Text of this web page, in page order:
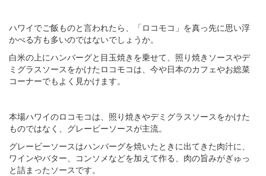
ハワイでご飯ものと言われたら、「ロコモコ」を真っ先に思い浮
かべる方も多いのではないでしょうか。
白米の上にハンバーグと目玉焼きを乗せて、照り焼きソースやデ
ミグラスソースをかけたロコモコは、今や日本のカフェやお総菜
コーナーでもよく見かけます。
本場ハワイのロコモコは、照り焼きやデミグラスソースをかけた
ものではなく、グレービーソースが主流。
グレービーソースはハンバーグを焼いたときに出てきた肉汁に、
ワインやバター、コンソメなどを加えて作る、肉の旨みがぎゅっ
と詰まったソースです。